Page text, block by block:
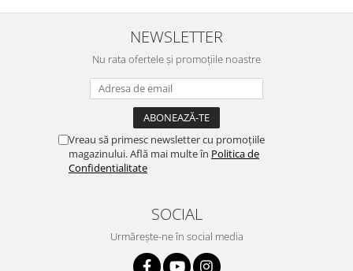
NEWSLETTER
Nu rata ofertele și promoțiile noastre
Vreau să primesc newsletter cu promoțiile
magazinului. Află mai multe în Politica de
Confidentialitate
SOCIAL
Urmărește-ne în social media